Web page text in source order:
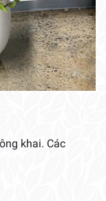
khai. Các